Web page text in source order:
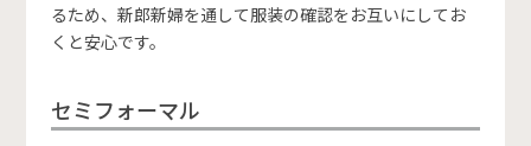
るため、新郎新婦を通して服装の確認をお互いにしてお
くと安心です。
セミフォーマル